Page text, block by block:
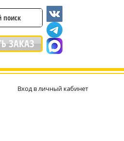
ЗАКАЗ
Вход в личный кабинет